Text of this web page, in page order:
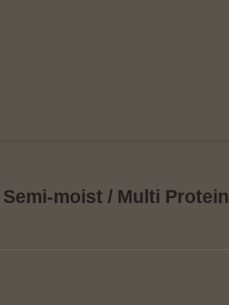
moist / Multi Protein